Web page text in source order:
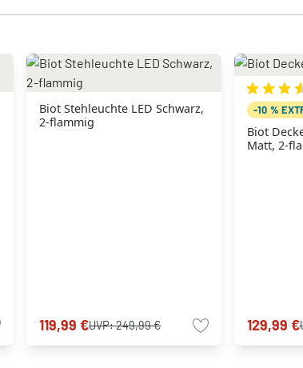
Biot Stehleuchte LED Schwarz,
2-flammig
119,99 €UVP:249,99 €
-10 %
Biot
Matt, 2-
129,99 €